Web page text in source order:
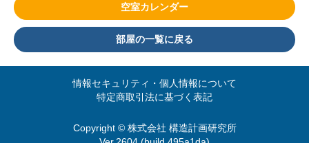
部屋の一覧に戻る
空室カレンダー
情報セキュリティ・個人情報について
特定商取引法に基づく表記
Copyright © 株式会社 構造計画研究所